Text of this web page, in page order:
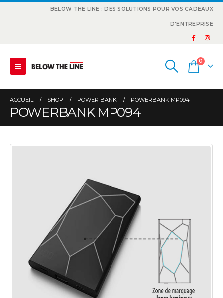
BELOW THE LINE : DES SOLUTIONS POUR VOS CADEAUX
D'ENTREPRISE
0
ACCUEIL SHOP POWER BANK POWERBANK MP094
POWERBANK MP094